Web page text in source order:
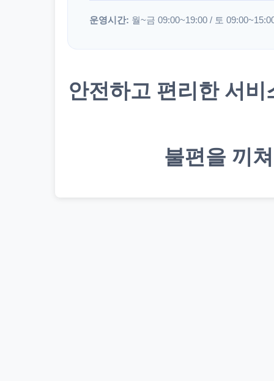
운영시간: 월~금 09:00~19:00 / 토
안전하고 편리한 서
불편을 끼